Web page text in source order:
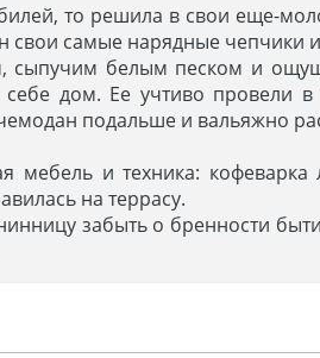
то решила в свои еще-
самые нарядные чепчики и
сыпучим белым песком и
дом. Ее учтиво провели
подальше и вальяжно
и техника: кофеварка
на террасу.
забыть о бренности